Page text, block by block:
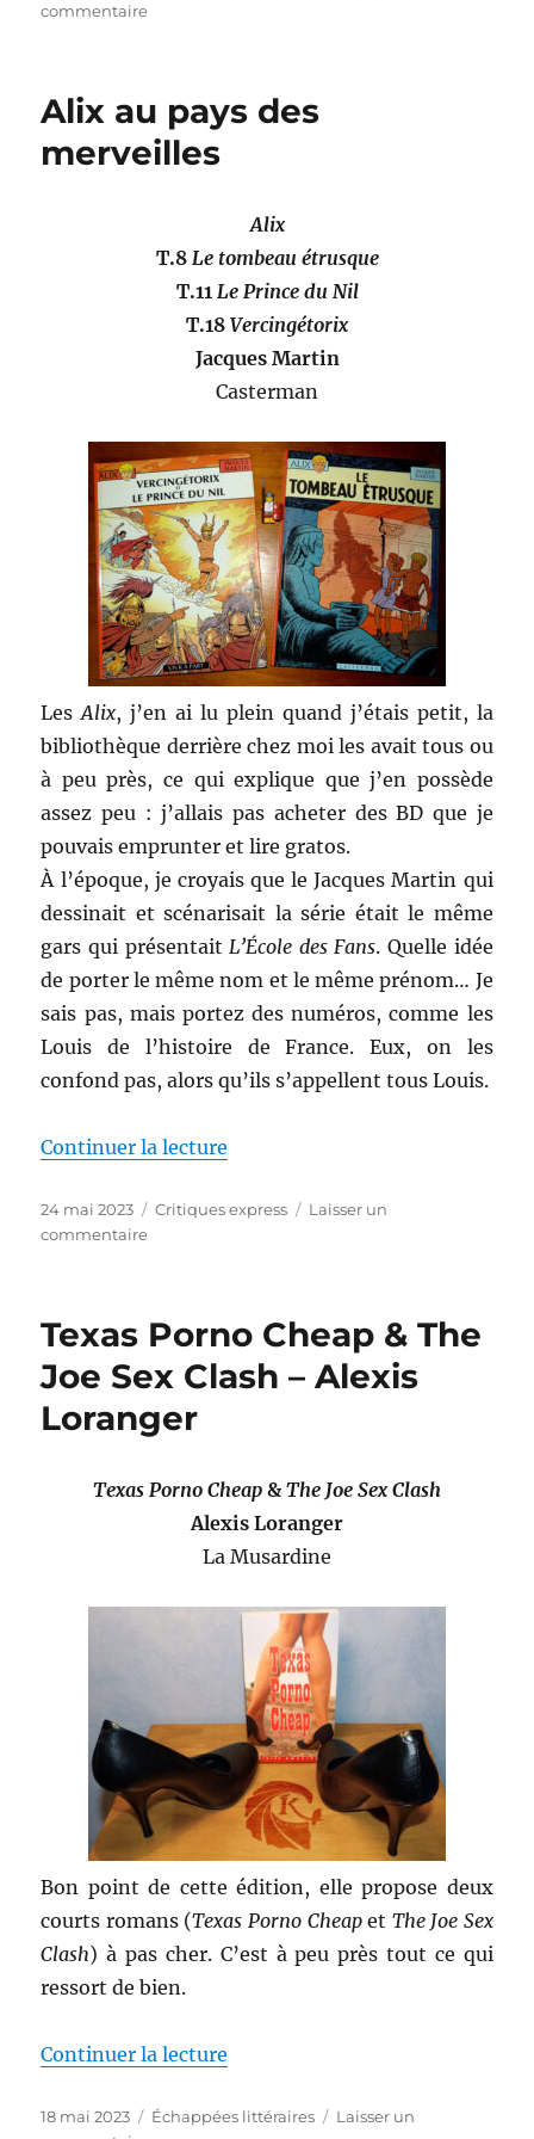
le
commentairesur
boîte
à
boutons
&
Richard
Alix au pays des
merveilles
Alix
T.8 Le tombeau étrusque
T.11 Le Prince du Nil
T.18 Vercingétorix
Jacques Martin
Casterman
LesAlix, j’en ai lu plein quand j’étais petit, la
bibliothèque derrière chez moi les avait tous ou
à peu près, ce qui explique que j’en possède
assez peu : j’allais pas acheter des BD que je
pouvais emprunter et lire gratos.
À l’époque, je croyais que le Jacques Martin qui
dessinait et scénarisait la série était le même
gars qui présentaitL’École des Fans. Quelle idée
de porter le même nom et le même prénom… Je
sais pas, mais portez des numéros, comme les
Louis de l’histoire de France. Eux, on les
confond pas, alors qu’ils s’appellent tous Louis.
Continuer la lecture
Publié
le
24 mai 2023 Catégories
Critiques express
Laisser un
commentairesur
des
merveilles
Texas Porno Cheap & The
Joe Sex Clash – Alexis
Loranger
Texas Porno Cheap & The Joe Sex Clash
Alexis Loranger
La Musardine
Bon point de cette édition, elle propose deux
courts romans (Texas Porno Cheapet The Joe Sex
Clash) à pas cher. C’est à peu près tout ce qui
ressort de bien.
Continuer la lecture
Publié
18 mai 2023 Catégories
Échappées littéraires
Laisser un